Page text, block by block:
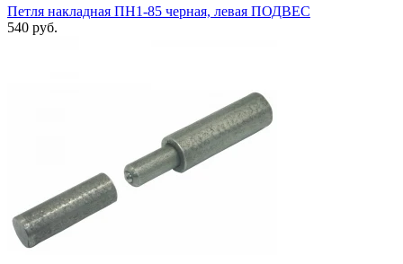
Петля накладная ПН1-85 черная, левая ПОДВЕС
540 руб.